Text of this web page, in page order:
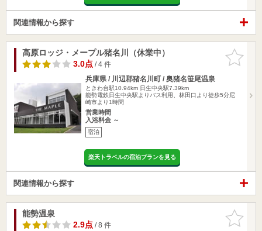
関連情報から探す
お気に入
りに追加
高原ロッジ・メープル猪名川（休業中）
3.0点/ 4 件
兵庫県 / 川辺郡猪名川町 / 奥猪名笹尾温泉
ときわ台駅10.94km 日生中央駅7.39km
能勢電鉄日生中央駅よりバス利用、林田口より徒歩5分尼
崎市より1時間
営業時間
入浴料金 ～
宿泊
楽天トラベルの宿泊プランを見る
関連情報から探す
お気に入
りに追加
能勢温泉
2.9点/ 8 件